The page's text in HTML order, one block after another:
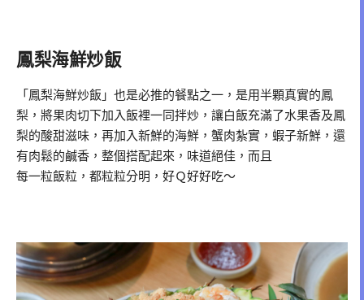
鳳梨海鮮炒飯
「鳳梨海鮮炒飯」也是必推的餐點之一，是用半顆真實的鳳
梨，將果肉切下加入飯裡一同拌炒，讓白飯充滿了水果香及鳳
梨的酸甜滋味，再加入新鮮的海鮮，蟹肉紮實，蝦子新鮮，還
有肉鬆的鹹香，整個搭配起來，味道絕佳，而且
每一粒飯粒，都粒粒分明，好Ｑ好好吃～